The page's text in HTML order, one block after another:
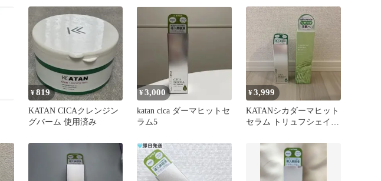
¥819
KATAN CICAクレンジン
グバーム 使用済み
¥3,000
katan cica ダーマヒットセ
ラム5
¥3,999
KATANシカダーマヒット
セラム トリュフシェイク